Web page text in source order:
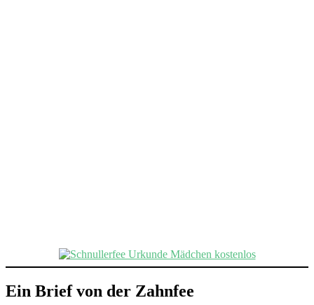
Ein Brief von der Zahnfee